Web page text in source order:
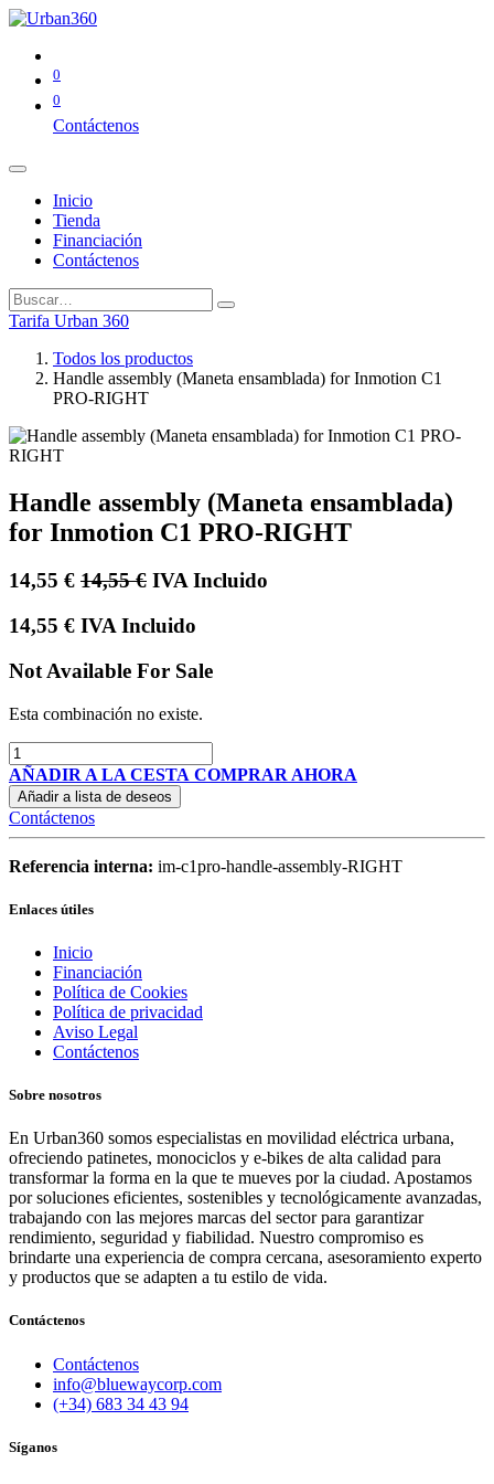
0
0
Contáctenos
Inicio
Tienda
Financiación
Contáctenos
Tarifa Urban 360
Todos los productos
Handle assembly (Maneta ensamblada) for Inmotion C1
PRO-RIGHT
Handle assembly (Maneta ensamblada)
for Inmotion C1 PRO-RIGHT
14,55 € 14,55€ IVA Incluido
14,55 € IVA Incluido
Not Available For Sale
Esta combinación no existe.
AÑADIR A LA CESTA COMPRAR AHORA
Añadir a lista de deseos
Contáctenos
Referencia interna: im-c1pro-handle-assembly-RIGHT
Enlaces útiles
Inicio
Financiación
Política de Cookies
Política de privacidad
Aviso Legal
Contáctenos
Sobre nosotros
En Urban360 somos especialistas en movilidad eléctrica urbana,
ofreciendo patinetes, monociclos y e-bikes de alta calidad para
transformar la forma en la que te mueves por la ciudad. Apostamos
por soluciones eficientes, sostenibles y tecnológicamente avanzadas,
trabajando con las mejores marcas del sector para garantizar
rendimiento, seguridad y fiabilidad. Nuestro compromiso es
brindarte una experiencia de compra cercana, asesoramiento experto
y productos que se adapten a tu estilo de vida.
Contáctenos
Contáctenos
info@bluewaycorp.com
(+34) 683 34 43 94
Síganos